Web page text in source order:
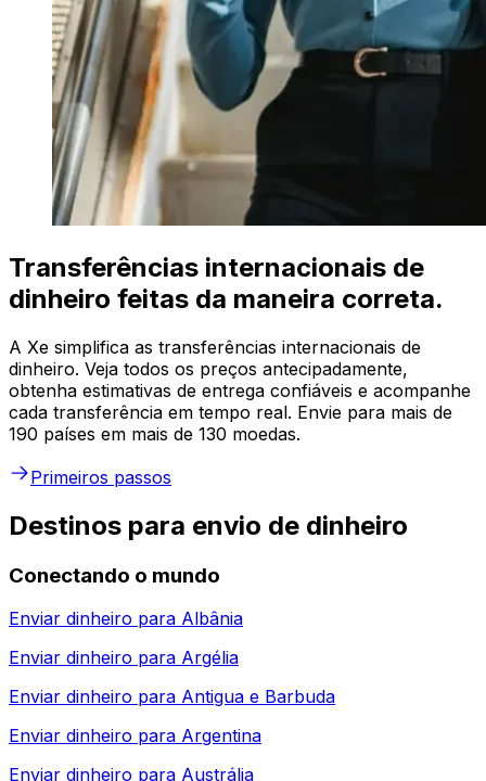
Transferências internacionais de
dinheiro feitas da maneira correta.
A Xe simplifica as transferências internacionais de
dinheiro. Veja todos os preços antecipadamente,
obtenha estimativas de entrega confiáveis e acompanhe
cada transferência em tempo real. Envie para mais de
190 países em mais de 130 moedas.
Primeiros passos
Destinos para envio de dinheiro
Conectando o mundo
Enviar dinheiro para Albânia
Enviar dinheiro para Argélia
Enviar dinheiro para Antigua e Barbuda
Enviar dinheiro para Argentina
Enviar dinheiro para Austrália